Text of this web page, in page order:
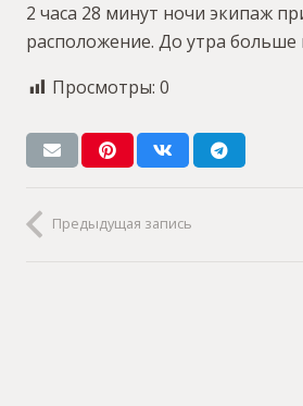
2 часа 28 минут ночи экипаж
расположение. До утра
Просмотры: 0
Предыдущая запись